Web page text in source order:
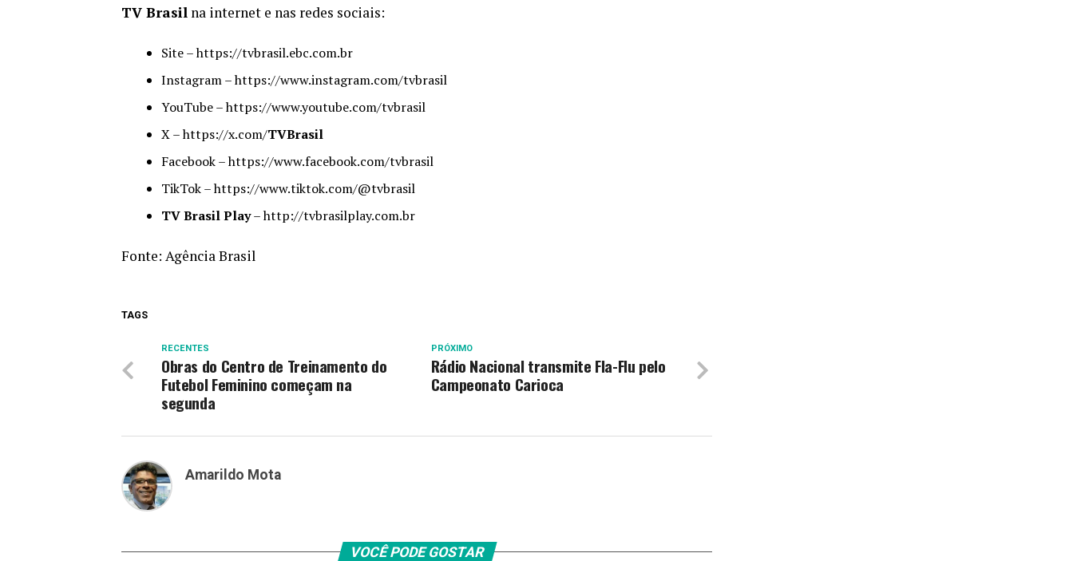
TV Brasil na internet e nas redes sociais:
Site – https://tvbrasil.ebc.com.br
Instagram – https://www.instagram.com/tvbrasil
YouTube – https://www.youtube.com/tvbrasil
X – https://x.com/TVBrasil
Facebook – https://www.facebook.com/tvbrasil
TikTok – https://www.tiktok.com/@tvbrasil
TV Brasil Play– http://tvbrasilplay.com.br
Fonte: Agência Brasil
TAGS
PRÓXIMO
Rádio Nacional transmite Fla-Flu pelo
Campeonato Carioca
RECENTES
Obras do Centro de Treinamento do
Futebol Feminino começam na
segunda
Amarildo Mota
VOCÊ PODE GOSTAR